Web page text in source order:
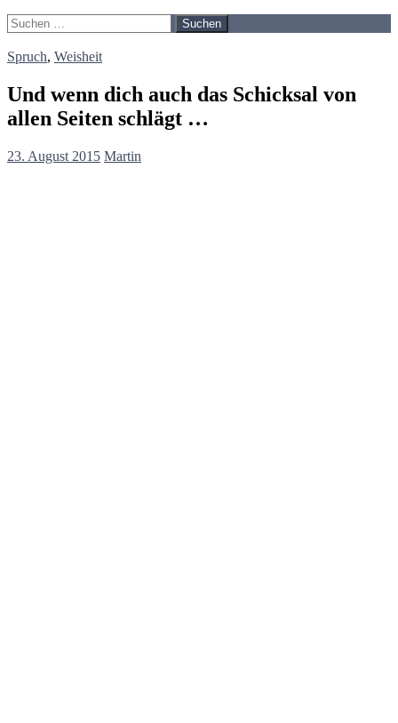
Suchen
nach:
Spruch, Weisheit
Und wenn dich auch das Schicksal von
allen Seiten schlägt …
23. August 2015 Martin